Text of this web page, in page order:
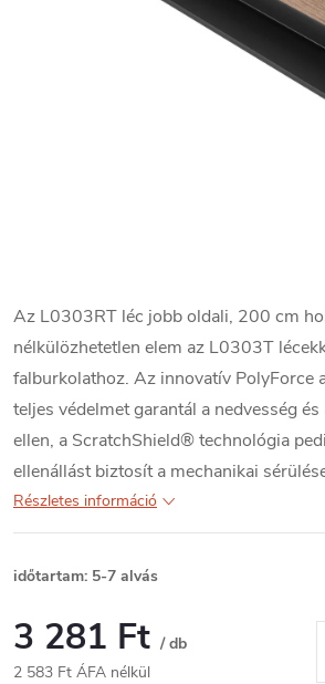
Az L0303RT léc jobb oldali, 200 cm
nélkülözhetetlen elem az L0303T
falburkolathoz. Az innovatív PolyForce
teljes védelmet garantál a nedvesség
ellen, a ScratchShield® technológia
ellenállást biztosít a mechanikai
Részletes információ
időtartam: 5-7 alvás
3 281 Ft / db
2 583 Ft ÁFA nélkül